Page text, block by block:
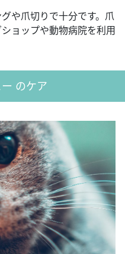
や爪切りで十分です。爪
ョップや動物病院を利用
のケア